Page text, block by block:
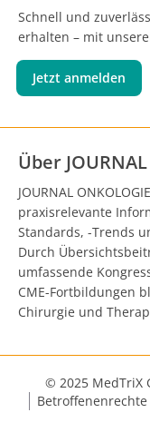
Schnell und
erhalten – mit
Jetzt anmelden
Über
JOURNAL
praxisrelevante
Standards, -Trends
Durch
umfassende
CME-Fortbildungen
Chirurgie und
© 2025 MedTriX
Betroffenenrechte